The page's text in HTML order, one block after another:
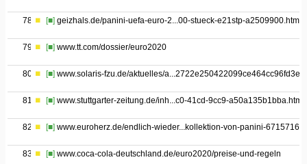
78 [■] geizhals.de/panini-uefa-euro-2...00-stueck-e21stp-a2509900.html
79 [■] www.tt.com/dossier/euro2020
80 [■] www.solaris-fzu.de/aktuelles/
81 [■] www.stuttgarter-zeitung.de/inh...c0-41cd-9cc9-a50a135b1bba.html
82 [■] www.euroherz.de/endlich-wieder...kollektion-von-panini-6715716/
83 [■] www.coca-cola-deutschland.de/euro2020/preise-und-regeln